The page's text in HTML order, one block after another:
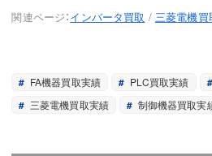
関連ページ：インバータ買取 / 三菱電機買
FA機器買取実績 PLC買取実績
三菱電機買取実績
制御機器買取実